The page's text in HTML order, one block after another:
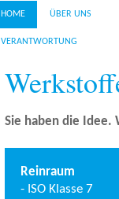
HOME ÜBER UNS
VERANTWORTUNG
Sie haben die Idee.
Reinraum
- ISO Klasse 7